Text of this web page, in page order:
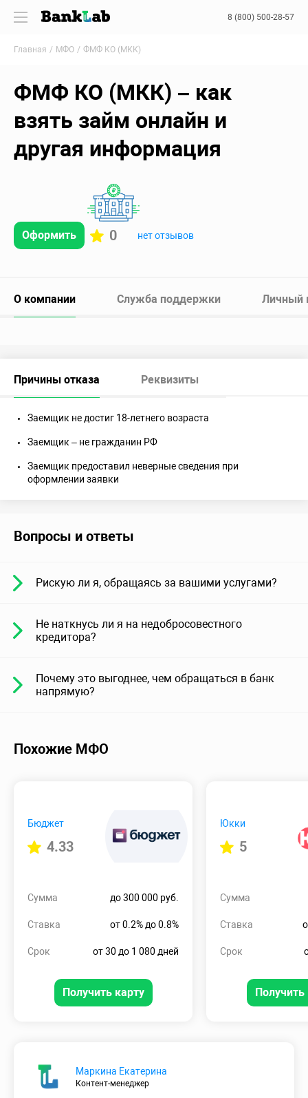
8 (800) 500-28-57
Главная МФО ФМФ КО (МКК)
ФМФ КО (МКК) – как
взять займ онлайн и
другая информация
Оформить 0 нет отзывов
О компании Служба поддержки Личный
Причины отказа Реквизиты
Заемщик не достиг 18-летнего возраста
Заемщик – не гражданин РФ
Заемщик предоставил неверные сведения при
оформлении заявки
Вопросы и ответы
Рискую ли я, обращаясь за вашими услугами?
Не наткнусь ли я на недобросовестного
кредитора?
Почему это выгоднее, чем обращаться в банк
напрямую?
Похожие МФО
Бюджет
4.33
Сумма до 300 000 руб.
Ставка от 0.2% до 0.8%
Срок от 30 до 1 080 дней
Получить карту
Юкки
5
Сумма
Ставка
Срок
Получить
Маркина Екатерина
Контент-менеджер